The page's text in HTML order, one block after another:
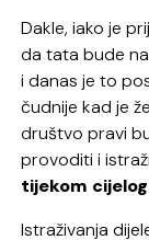
Dakle, iako je
da tata bude
i danas je to
čudnije kad je
društvo pravi
provoditi i
tijekom
Istraživanja